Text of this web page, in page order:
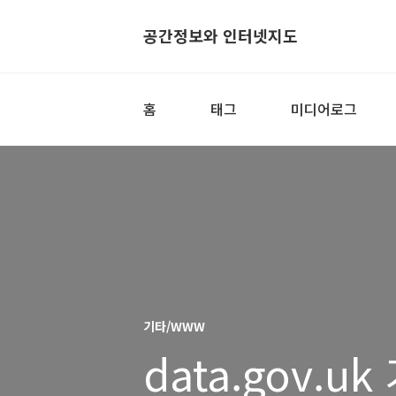
공간정보와 인터넷지도
홈 태그 미디어로그
기타/WWW
data.gov.uk